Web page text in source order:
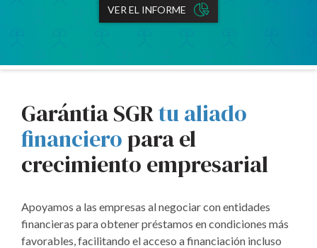
VER EL INFORME
Garántia SGRtu aliado
financieropara el
crecimiento empresarial
Apoyamos a las empresas al negociar con entidades
financieras para obtener préstamos en condiciones más
favorables, facilitando el acceso a financiación incluso